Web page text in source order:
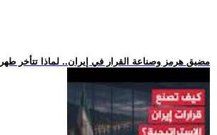
.. مضيق هرمز وصناعة القرار في إيران.. لماذا تتأخر